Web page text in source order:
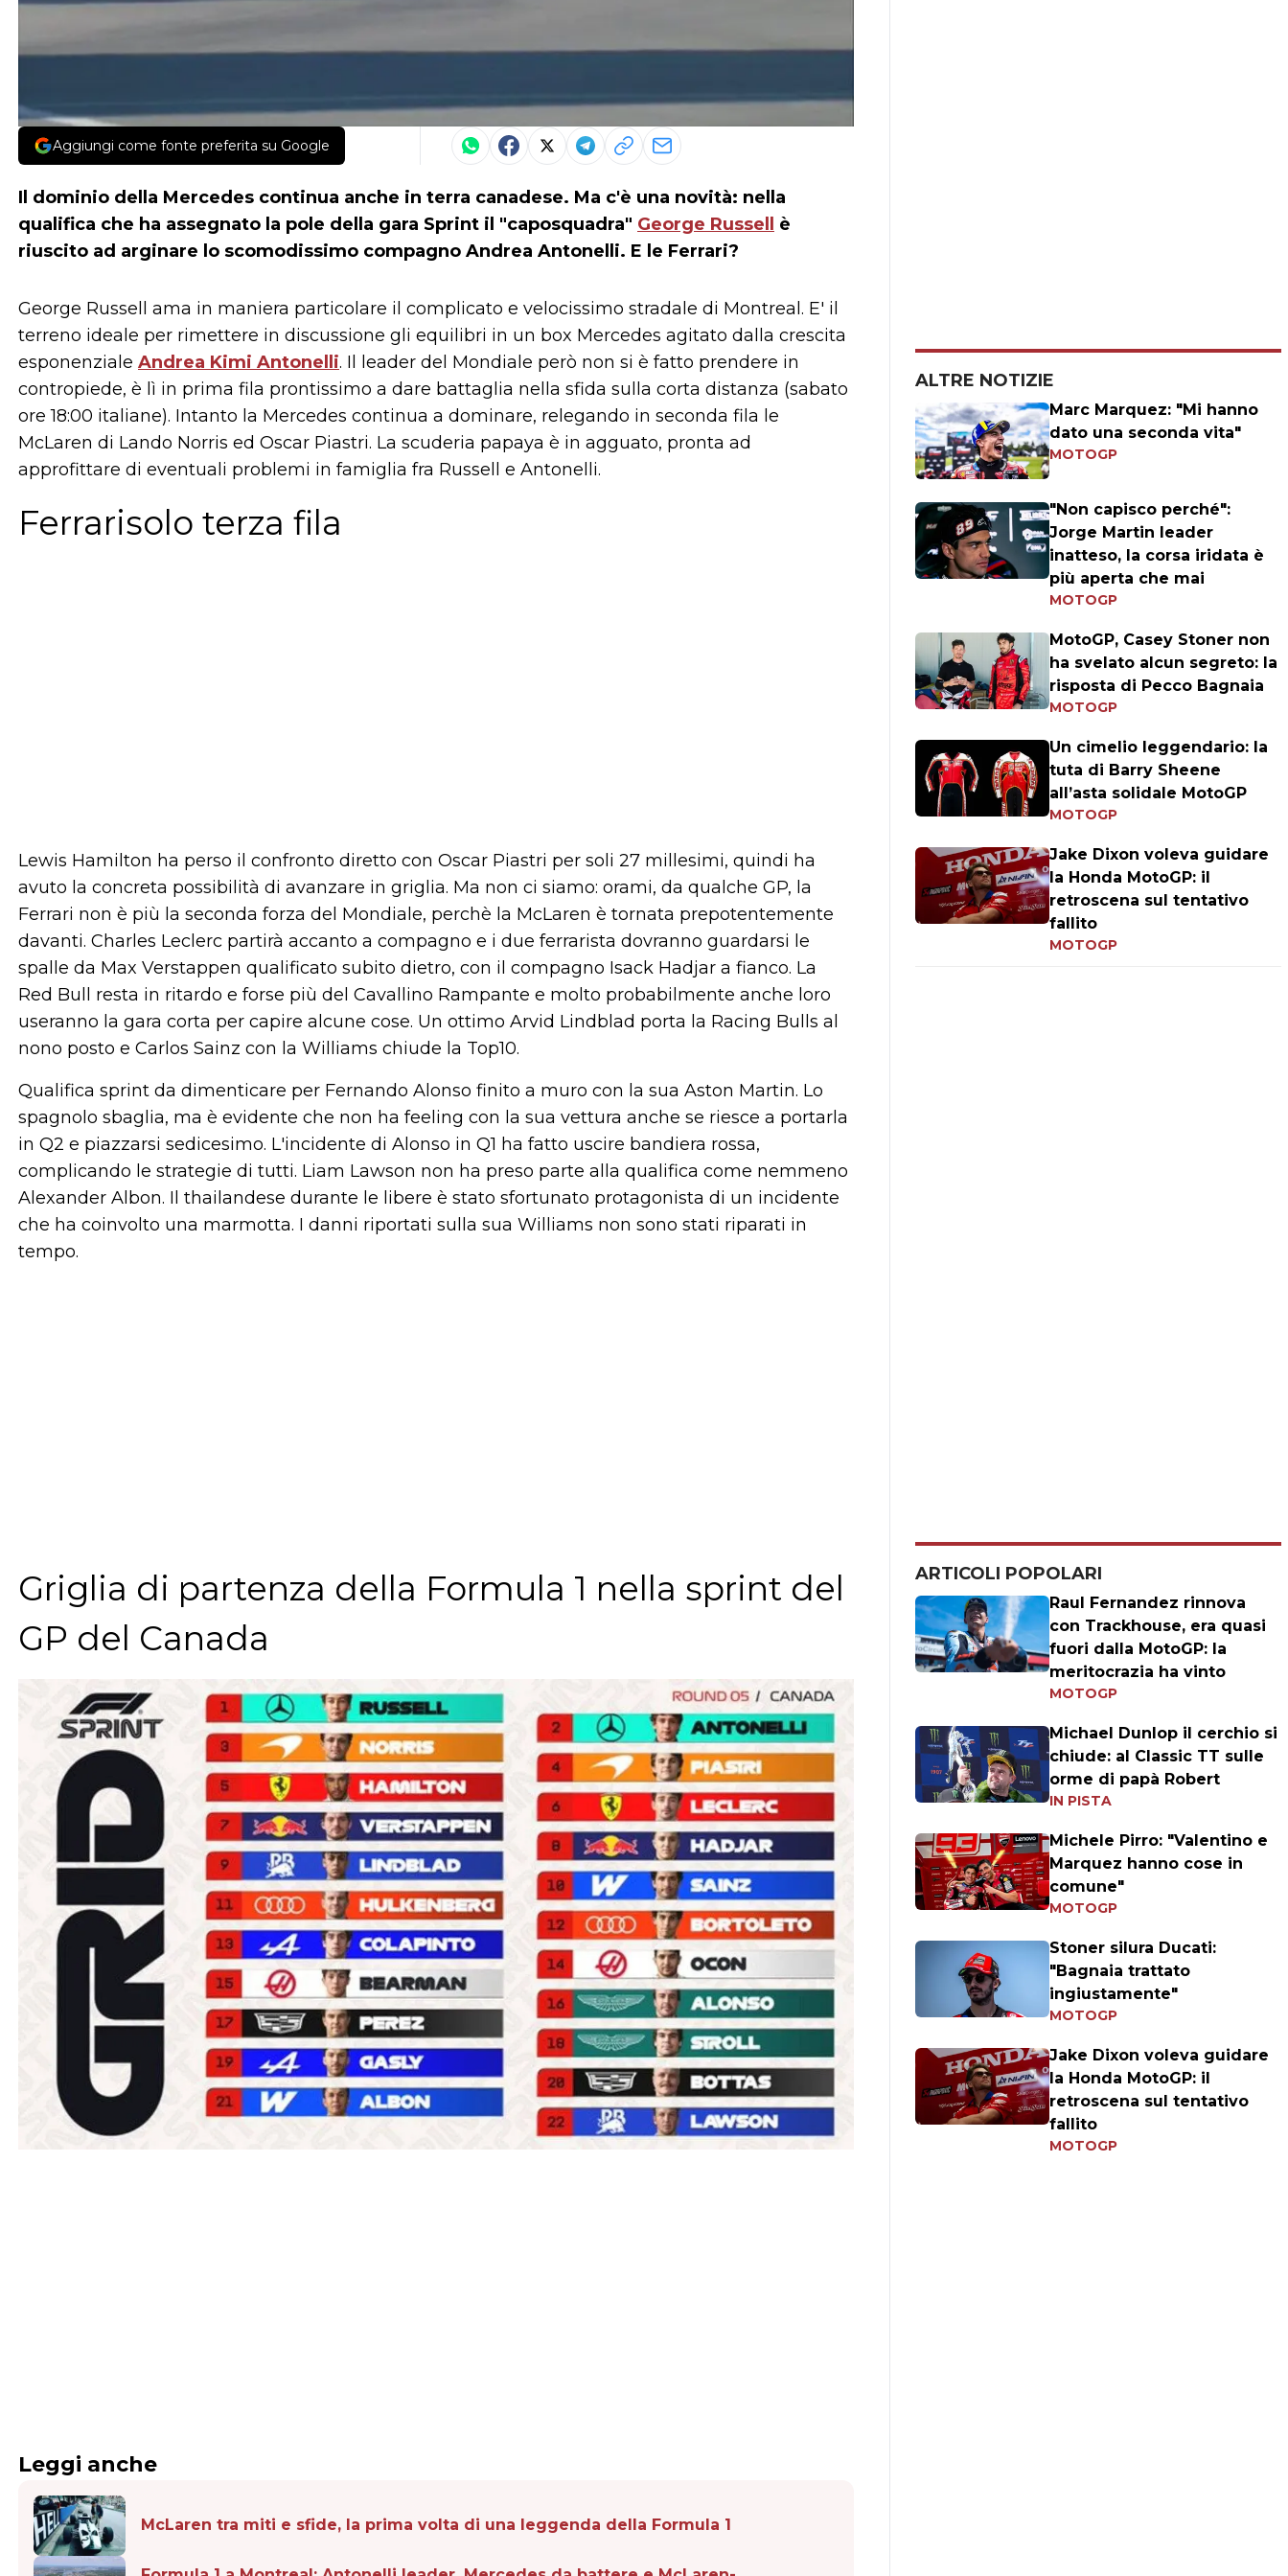
Aggiungi come fonte preferita su Google
Il dominio della Mercedes continua anche in terra canadese. Ma c'è una novità: nella
qualifica che ha assegnato la pole della gara Sprint il "caposquadra" George Russell è
riuscito ad arginare lo scomodissimo compagno Andrea Antonelli. E le Ferrari?
George Russell ama in maniera particolare il complicato e velocissimo stradale di Montreal. E' il
terreno ideale per rimettere in discussione gli equilibri in un box Mercedes agitato dalla crescita
esponenziale Andrea Kimi Antonelli. Il leader del Mondiale però non si è fatto prendere in
contropiede, è lì in prima fila prontissimo a dare battaglia nella sfida sulla corta distanza (sabato
ore 18:00 italiane). Intanto la Mercedes continua a dominare, relegando in seconda fila le
McLaren di Lando Norris ed Oscar Piastri. La scuderia papaya è in agguato, pronta ad
approfittare di eventuali problemi in famiglia fra Russell e Antonelli.
Ferrarisolo terza fila
Lewis Hamilton ha perso il confronto diretto con Oscar Piastri per soli 27 millesimi, quindi ha
avuto la concreta possibilità di avanzare in griglia. Ma non ci siamo: orami, da qualche GP, la
Ferrari non è più la seconda forza del Mondiale, perchè la McLaren è tornata prepotentemente
davanti. Charles Leclerc partirà accanto a compagno e i due ferrarista dovranno guardarsi le
spalle da Max Verstappen qualificato subito dietro, con il compagno Isack Hadjar a fianco. La
Red Bull resta in ritardo e forse più del Cavallino Rampante e molto probabilmente anche loro
useranno la gara corta per capire alcune cose. Un ottimo Arvid Lindblad porta la Racing Bulls al
nono posto e Carlos Sainz con la Williams chiude la Top10.
Qualifica sprint da dimenticare per Fernando Alonso finito a muro con la sua Aston Martin. Lo
spagnolo sbaglia, ma è evidente che non ha feeling con la sua vettura anche se riesce a portarla
in Q2 e piazzarsi sedicesimo. L'incidente di Alonso in Q1 ha fatto uscire bandiera rossa,
complicando le strategie di tutti. Liam Lawson non ha preso parte alla qualifica come nemmeno
Alexander Albon. Il thailandese durante le libere è stato sfortunato protagonista di un incidente
che ha coinvolto una marmotta. I danni riportati sulla sua Williams non sono stati riparati in
tempo.
Griglia di partenza della Formula 1 nella sprint del
GP del Canada
Leggi anche
McLaren tra miti e sfide, la prima volta di una leggenda della Formula 1
ALTRE NOTIZIE
Marc Marquez: "Mi hanno
dato una seconda vita"
MOTOGP
"Non capisco perché":
Jorge Martin leader
inatteso, la corsa iridata è
più aperta che mai
MOTOGP
MotoGP, Casey Stoner non
ha svelato alcun segreto: la
risposta di Pecco Bagnaia
MOTOGP
Un cimelio leggendario: la
tuta di Barry Sheene
all’asta solidale MotoGP
MOTOGP
Jake Dixon voleva guidare
la Honda MotoGP: il
retroscena sul tentativo
fallito
MOTOGP
ARTICOLI POPOLARI
Raul Fernandez rinnova
con Trackhouse, era quasi
fuori dalla MotoGP: la
meritocrazia ha vinto
MOTOGP
Michael Dunlop il cerchio si
chiude: al Classic TT sulle
orme di papà Robert
IN PISTA
Michele Pirro: "Valentino e
Marquez hanno cose in
comune"
MOTOGP
Stoner silura Ducati:
"Bagnaia trattato
ingiustamente"
MOTOGP
Jake Dixon voleva guidare
la Honda MotoGP: il
retroscena sul tentativo
fallito
MOTOGP